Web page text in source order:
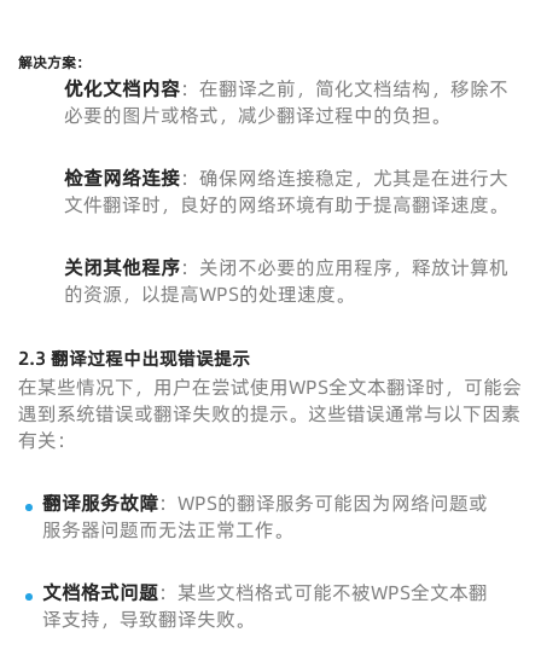
解决方案：
优化文档内容：在翻译之前，简化文档结构，移除不
必要的图片或格式，减少翻译过程中的负担。
检查网络连接：确保网络连接稳定，尤其是在进行大
文件翻译时，良好的网络环境有助于提高翻译速度。
关闭其他程序：关闭不必要的应用程序，释放计算机
的资源，以提高WPS的处理速度。
2.3 翻译过程中出现错误提示
在某些情况下，用户在尝试使用WPS全文本翻译时，可能会
遇到系统错误或翻译失败的提示。这些错误通常与以下因素
有关：
翻译服务故障：WPS的翻译服务可能因为网络问题或
服务器问题而无法正常工作。
文档格式问题：某些文档格式可能不被WPS全文本翻
译支持，导致翻译失败。